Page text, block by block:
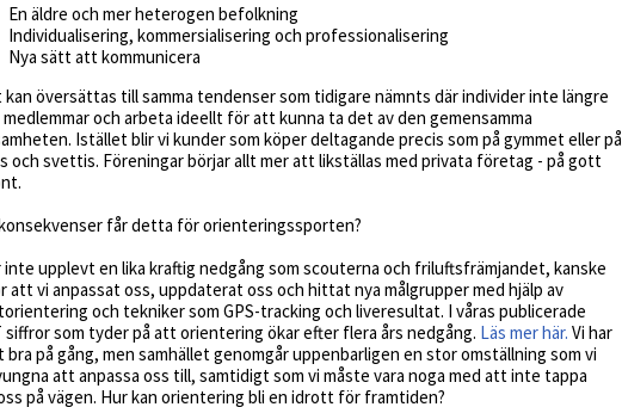
En äldre och mer heterogen befolkning
Individualisering, kommersialisering och professionalisering
Nya sätt att kommunicera
kan översättas till samma tendenser som tidigare nämnts där individer inte längre
medlemmar och arbeta ideellt för att kunna ta det av den gemensamma
Istället blir vi kunder som köper deltagande precis som på gymmet eller på
och svettis. Föreningar börjar allt mer att likställas med privata företag - på gott
får detta för orienteringssporten?
inte upplevt en lika kraftig nedgång som scouterna och friluftsfrämjandet, kanske
att vi anpassat oss, uppdaterat oss och hittat nya målgrupper med hjälp av
och tekniker som GPS-tracking och liveresultat. I våras publicerade
siffror som tyder på att orientering ökar efter flera års nedgång. Läs mer här. Vi har
bra på gång, men samhället genomgår uppenbarligen en stor omställning som vi
att anpassa oss till, samtidigt som vi måste vara noga med att inte tappa
på vägen. Hur kan orientering bli en idrott för framtiden?